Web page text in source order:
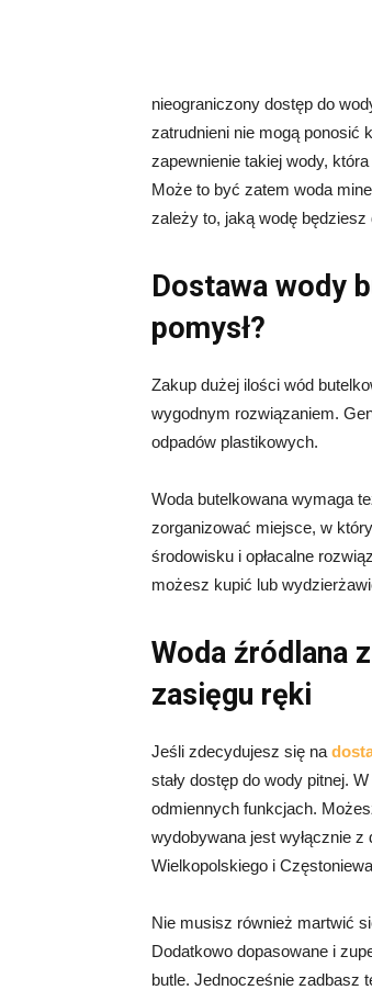
nieograniczony dostęp do
zatrudnieni nie mogą ponosić
zapewnienie takiej wody,
Może to być zatem woda
zależy to, jaką wodę
Dostawa wody
pomysł?
Zakup dużej ilości wód
wygodnym rozwiązaniem.
odpadów plastikowych.
Woda butelkowana wymaga
zorganizować miejsce, w
środowisku i opłacalne
możesz kupić lub
Woda źródlana
zasięgu ręki
Jeśli zdecydujesz się na
stały dostęp do wody pitnej.
odmiennych funkcjach.
wydobywana jest wyłącznie
Wielkopolskiego i
Nie musisz również martwić
Dodatkowo dopasowane i
butle. Jednocześnie zadbasz